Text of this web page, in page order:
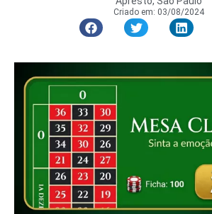
Criado em: 03/08/2024